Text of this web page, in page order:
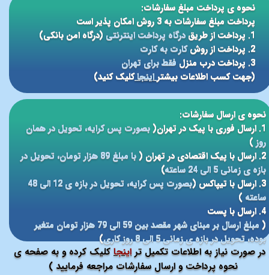
صورت نیاز به اطلاعات تکمیل تراینجا کلیک کرده و به صفحه ی
نحوه پرداخت و ارسال سفارشات مراجعه فرمایید )
نحوه ی پرداخت مبلغ سفارشات:
پرداخت مبلغ سفارشات به 3 روش امکان پذیر است
1. پرداخت از طریق
درگاه پرداخت اینترنتی(درگاه امن بانکی)
2. پرداخت از روش
کارت به کارت
3. پرداخت درب منزل
فقط برای تهران
(جهت کسب اطلاعات بیشتر اینجاکلیک کنید)
نحوه ی ارسال سفارشات:
1. ارسال فوری با پیک در تهران(
بصورت پس کرایه، تحویل در همان
روز)
2. ارسال با پیک اقتصادی در تهران (
با مبلغ 89 هزار تومان، تحویل در
بازه ی زمانی 5 الی 24 ساعته
)
3. ارسال با تیپاکس (
بصورت پس کرایه، تحویل در بازه ی 12 الی 48
ساعته )
4. ارسال با پست
(
مبلغ ارسال بر مبنای شهر مقصد بین 59 الی 79 هزار تومان متغیر
بوده، تحویل در بازه ی زمانی 5 الی 8 روز کاری
)